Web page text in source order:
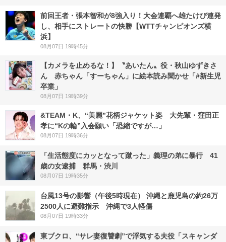
前回王者・張本智和が8強入り！大会連覇へ雄たけび連発
し、相手にストレートの快勝【WTTチャンピオンズ横
浜】
08月07日 19時45分
【カメラを止めるな！】〝あいたん〟役・秋山ゆずきさ
ん 赤ちゃん「すーちゃん」に絵本読み聞かせ「#新生児
卒業」
08月07日 19時39分
&TEAM・K、“美麗”花柄ジャケット姿 大先輩・窪田正
孝に“Kの輪”入会願い「恐縮ですが…」
08月07日 19時36分
「生活態度にカッとなって蹴った」義理の弟に暴行 41
歳の女逮捕 群馬・渋川
08月07日 19時35分
台風13号の影響（午後5時現在） 沖縄と鹿児島の約26万
2500人に避難指示 沖縄で3人軽傷
08月07日 19時33分
東ブクロ、“サレ妻復讐劇”で浮気する夫役「スキャンダ